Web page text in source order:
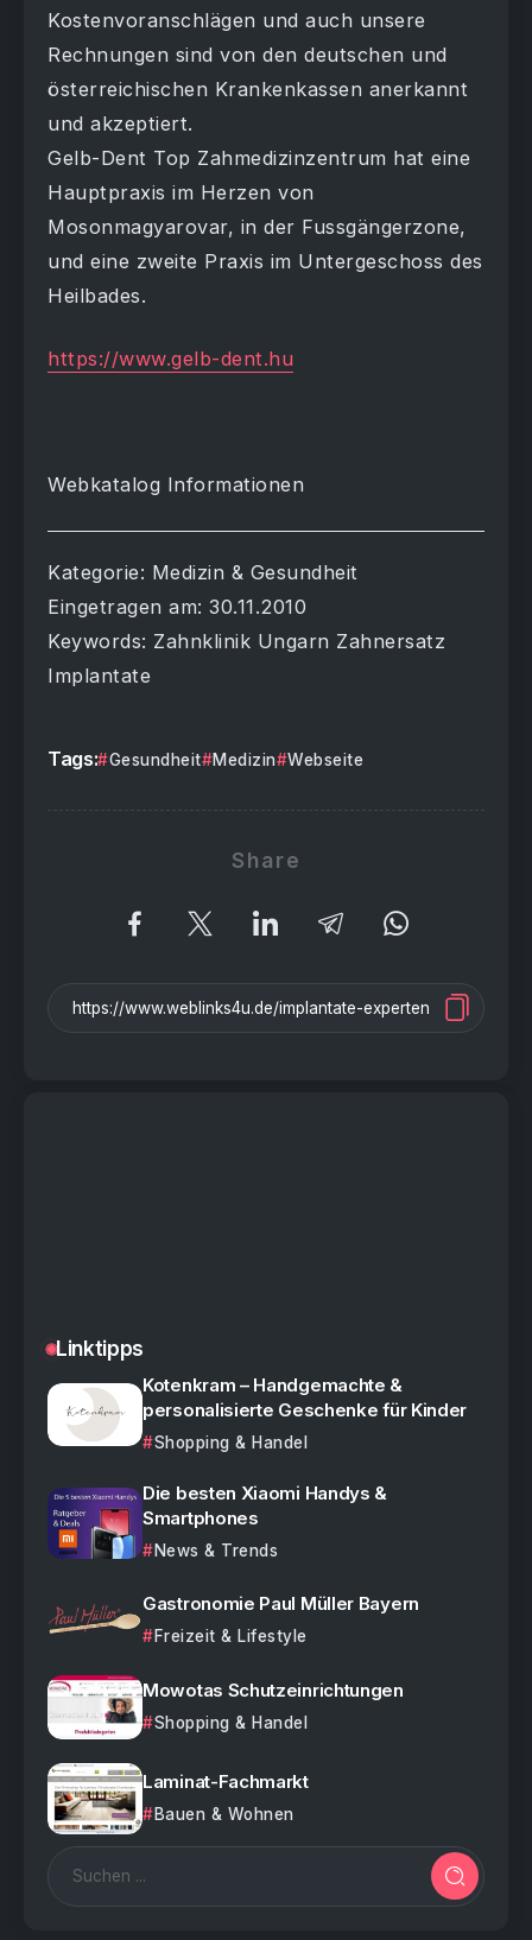
Kostenvoranschlägen und auch unsere
Rechnungen sind von den deutschen und
österreichischen Krankenkassen anerkannt
und akzeptiert.
Gelb-Dent Top Zahmedizinzentrum hat eine
Hauptpraxis im Herzen von
Mosonmagyarovar, in der Fussgängerzone,
und eine zweite Praxis im Untergeschoss des
Heilbades.
https://www.gelb-dent.hu
Webkatalog Informationen
Kategorie: Medizin & Gesundheit
Eingetragen am: 30.11.2010
Keywords: Zahnklinik Ungarn Zahnersatz
Implantate
Tags: Gesundheit Medizin Webseite
Share
Linktipps
Kotenkram – Handgemachte &
personalisierte Geschenke für Kinder
Shopping & Handel
Die besten Xiaomi Handys &
Smartphones
News & Trends
Gastronomie Paul Müller Bayern
Freizeit & Lifestyle
Mowotas Schutzeinrichtungen
Shopping & Handel
Laminat-Fachmarkt
Bauen & Wohnen